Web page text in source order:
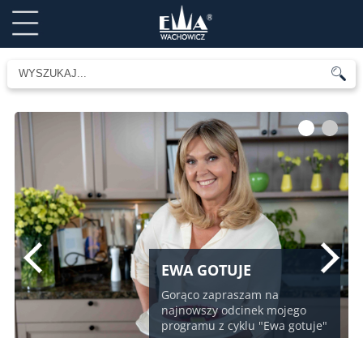
EWA GOTUJE
Gorąco zapraszam na
najnowszy odcinek mojego
programu z cyklu "Ewa gotuje"
1 2